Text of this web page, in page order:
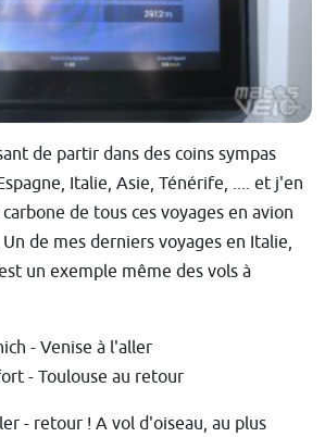
de partir dans des coins sympas
Italie, Asie, Ténérife, .... et j'en
de tous ces voyages en avion
de mes derniers voyages en Italie,
un exemple même des vols à
- Venise à l'aller
- Toulouse au retour
- retour ! A vol d'oiseau, au plus